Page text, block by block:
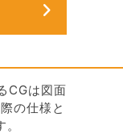
CGは図面
の仕様と